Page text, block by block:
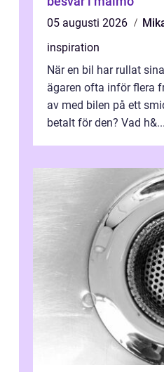
05 augusti 2026
inspiration
När en bil har rullat
ägaren ofta inför flera
av med bilen på ett
betalt för den? Vad h&...